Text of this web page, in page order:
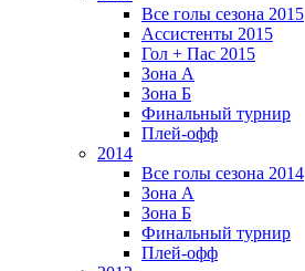
Все голы сезона 2015
Ассистенты 2015
Гол + Пас 2015
Зона А
Зона Б
Финальный турнир
Плей-офф
2014
Все голы сезона 2014
Зона А
Зона Б
Финальный турнир
Плей-офф